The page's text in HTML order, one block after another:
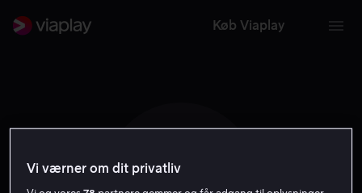
Køb Viaplay
K H
Vi værner om dit privatliv